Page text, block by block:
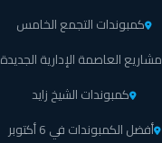
كمبوندات التجمع الخامس
مشاريع العاصمة الإدارية الجديدة
كمبوندات الشيخ زايد
أفضل الكمبوندات في 6 أكتوبر